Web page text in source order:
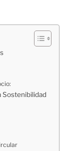
Sostenibilidad